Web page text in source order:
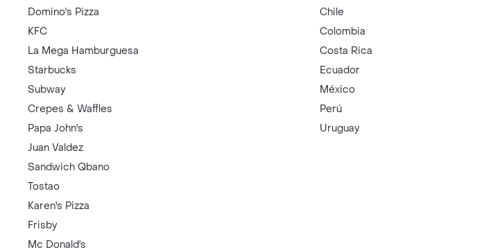
Domino's Pizza
KFC
La Mega Hamburguesa
Starbucks
Subway
Crepes & Waffles
Papa John's
Juan Valdez
Sandwich Qbano
Tostao
Karen's Pizza
Frisby
Mc Donald's
Chile
Colombia
Costa Rica
Ecuador
México
Perú
Uruguay